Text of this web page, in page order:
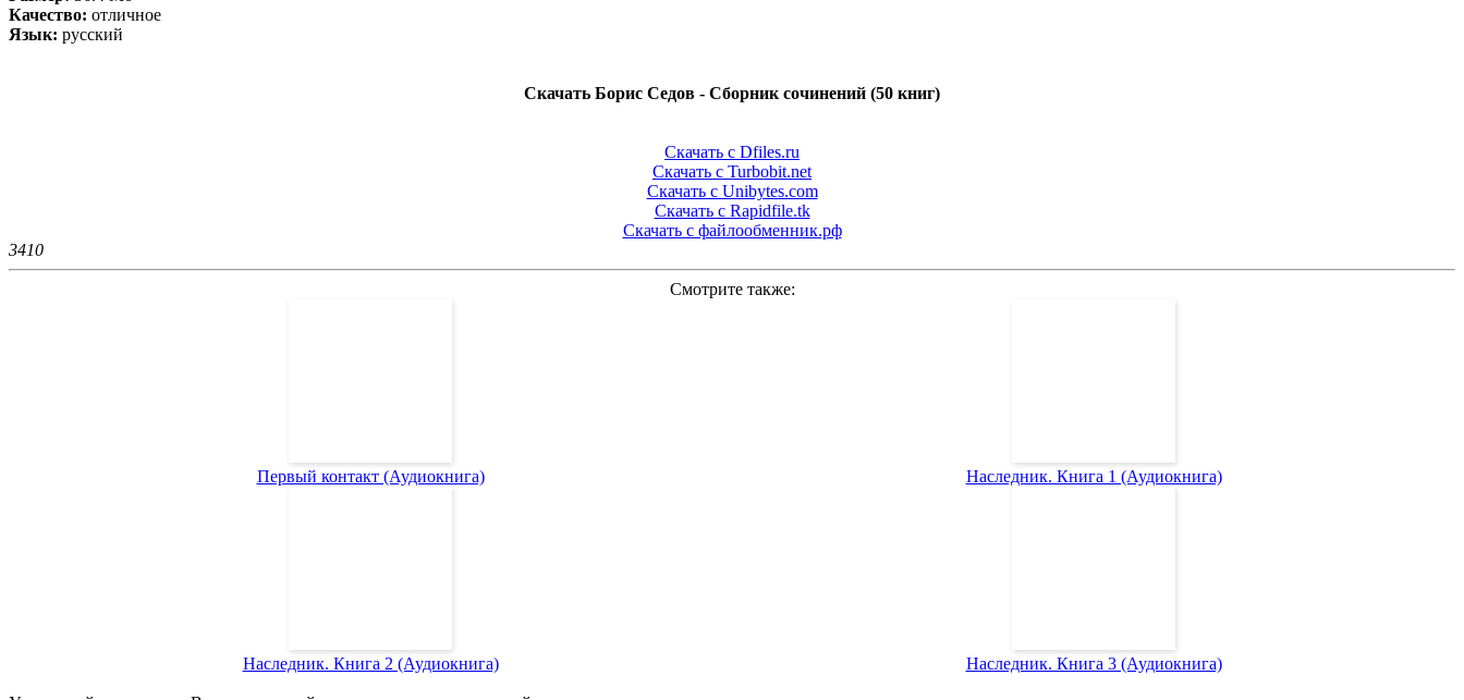
Качество: отличное
Язык: русский
Скачать Борис Седов - Сборник сочинений (50 книг)
Скачать с Dfiles.ru
Скачать с Turbobit.net
Скачать с Unibytes.com
Скачать с Rapidfile.tk
Скачать с файлообменник.рф
3410
Смотрите также:
Первый контакт (Аудиокнига) Наследник. Книга 1 (Аудиокнига)
Наследник. Книга 2 (Аудиокнига) Наследник. Книга 3 (Аудиокнига)